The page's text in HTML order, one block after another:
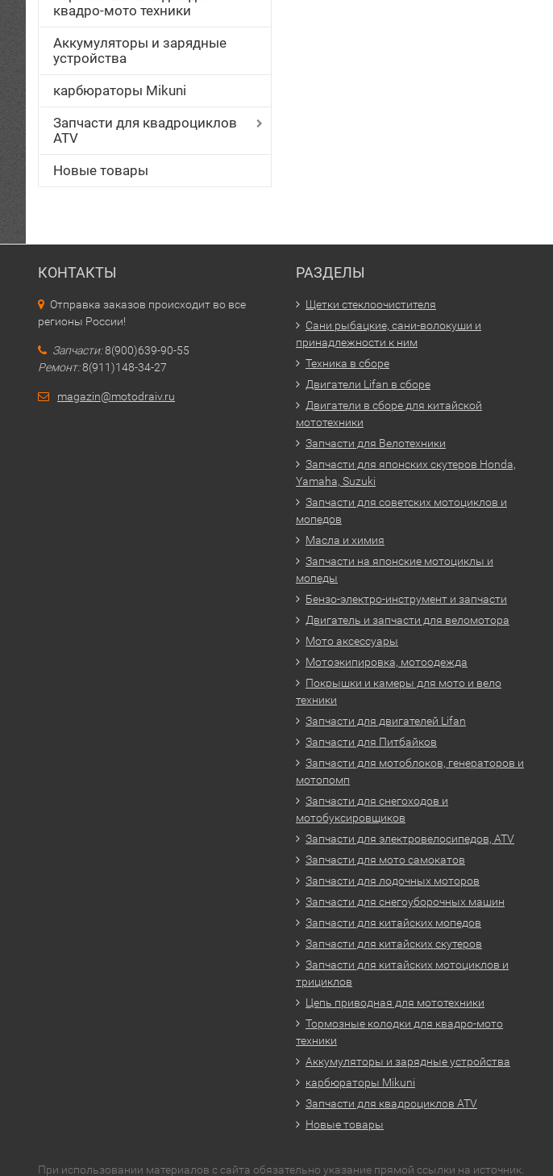
квадро-мото техники
Аккумуляторы и зарядные
устройства
карбюраторы Mikuni
Запчасти для квадроциклов
ATV
Новые товары
КОНТАКТЫ
Отправка заказов происходит во все
регионы России!
Запчасти:8(900)639-90-55
Ремонт:8(911)148-34-27
magazin@motodraiv.ru
РАЗДЕЛЫ
Щетки стеклоочистителя
Сани рыбацкие, сани-волокуши и
принадлежности к ним
Техника в сборе
Двигатели Lifan в сборе
Двигатели в сборе для китайской
мототехники
Запчасти для Велотехники
Запчасти для японских скутеров Honda,
Yamaha, Suzuki
Запчасти для советских мотоциклов и
мопедов
Масла и химия
Запчасти на японские мотоциклы и
мопеды
Бензо-электро-инструмент и запчасти
Двигатель и запчасти для веломотора
Мото аксессуары
Мотоэкипировка, мотоодежда
Покрышки и камеры для мото и вело
техники
Запчасти для двигателей Lifan
Запчасти для Питбайков
Запчасти для мотоблоков, генераторов и
мотопомп
Запчасти для снегоходов и
мотобуксировщиков
Запчасти для электровелосипедов, ATV
Запчасти для мото самокатов
Запчасти для лодочных моторов
Запчасти для снегоуборочных машин
Запчасти для китайских мопедов
Запчасти для китайских скутеров
Запчасти для китайских мотоциклов и
трициклов
Цепь приводная для мототехники
Тормозные колодки для квадро-мото
техники
Аккумуляторы и зарядные устройства
карбюраторы Mikuni
Запчасти для квадроциклов ATV
Новые товары
При использовании материалов с сайта обязательно указание прямой ссылки на источник.